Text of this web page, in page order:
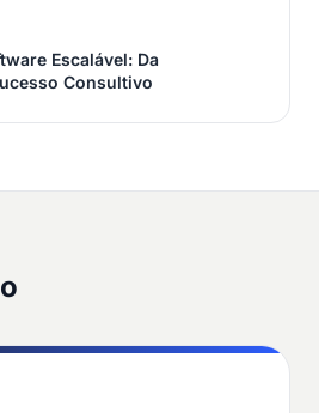
Escalável: Da
Consultivo